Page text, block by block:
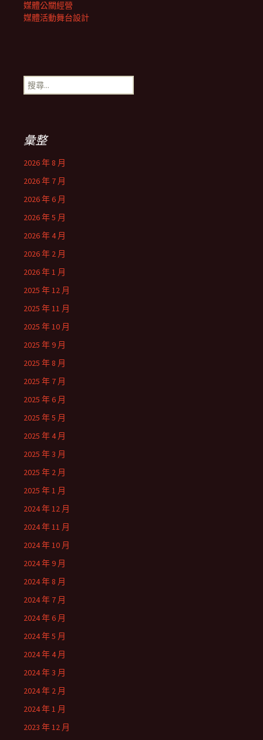
媒體公關經營
媒體活動舞台設計
搜
尋
彙整
2026 年 8 月
2026 年 7 月
2026 年 6 月
2026 年 5 月
2026 年 4 月
2026 年 2 月
2026 年 1 月
2025 年 12 月
2025 年 11 月
2025 年 10 月
2025 年 9 月
2025 年 8 月
2025 年 7 月
2025 年 6 月
2025 年 5 月
2025 年 4 月
2025 年 3 月
2025 年 2 月
2025 年 1 月
2024 年 12 月
2024 年 11 月
2024 年 10 月
2024 年 9 月
2024 年 8 月
2024 年 7 月
2024 年 6 月
2024 年 5 月
2024 年 4 月
2024 年 3 月
2024 年 2 月
2024 年 1 月
2023 年 12 月